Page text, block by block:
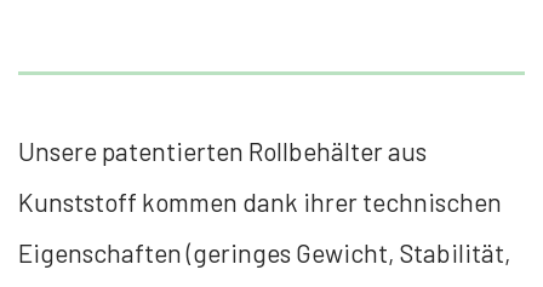
Unsere patentierten Rollbehälter aus
Kunststoff kommen dank ihrer technischen
Eigenschaften (geringes Gewicht, Stabilität,